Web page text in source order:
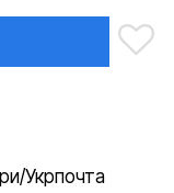
Укрпочта